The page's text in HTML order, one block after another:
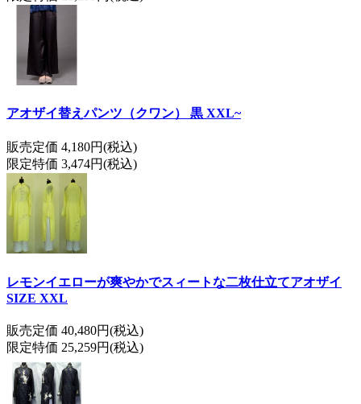
アオザイ替えパンツ（クワン） 黒 XXL~
販売定価 4,180円(税込)
限定特価 3,474円(税込)
レモンイエローが爽やかでスィートな二枚仕立てアオザイ
SIZE XXL
販売定価 40,480円(税込)
限定特価 25,259円(税込)